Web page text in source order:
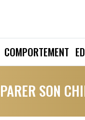
COMPORTEMENT
SON